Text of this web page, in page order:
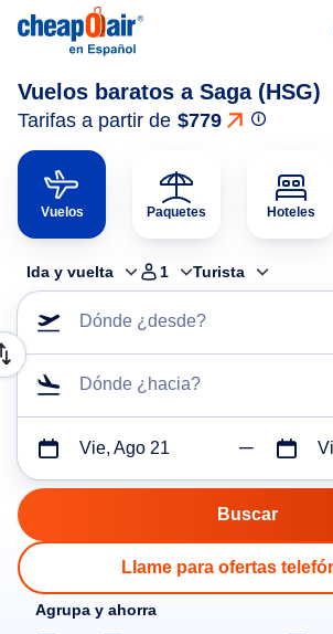
Vuelos baratos a Saga (HSG)
Tarifas a partir de $779
Vuelos Paquetes Hoteles
Ida y vuelta 1 Turista
Dónde ¿desde?
Dónde ¿hacia?
Vie, Ago 21
Llame para ofertas
Agrupa y ahorra